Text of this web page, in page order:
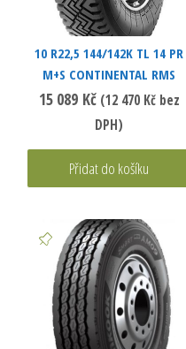
10 R22,5 144/142K TL 14 PR
M+S CONTINENTAL RMS
15 089 Kč (12 470 Kčbez
DPH)
Přidat do košíku